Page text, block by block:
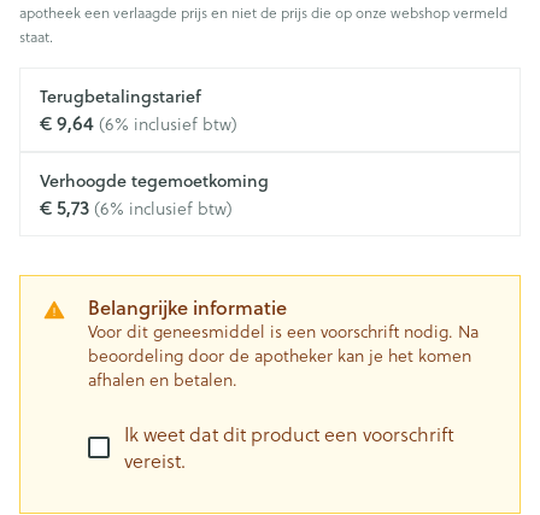
apotheek een verlaagde prijs en niet de prijs die op onze webshop vermeld
staat.
Terugbetalingstarief
€ 9,64(6% inclusief btw)
Verhoogde tegemoetkoming
€ 5,73(6% inclusief btw)
Belangrijke informatie
Voor dit geneesmiddel is een voorschrift nodig. Na
beoordeling door de apotheker kan je het komen
afhalen en betalen.
Ik weet dat dit product een voorschrift
vereist.